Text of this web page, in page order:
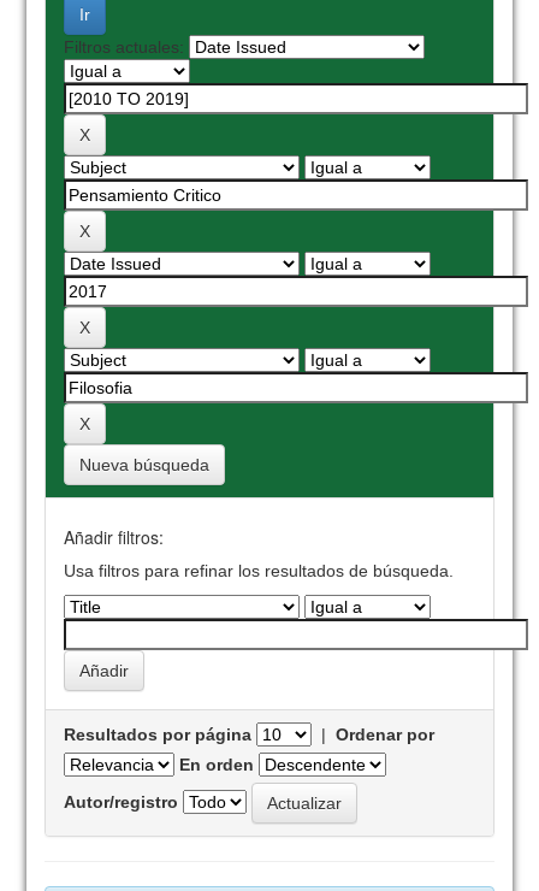
Filtros actuales:
Nueva búsqueda
Añadir filtros:
Usa filtros para refinar los resultados de búsqueda.
Resultados por página |Ordenar por
En orden
Autor/registro